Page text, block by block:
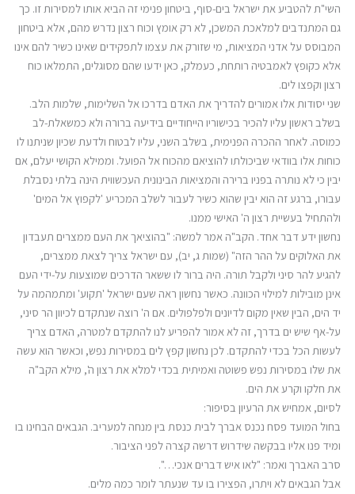
השי"ת להטביע את ישראל בים-סוף, ביטחון פנימי זה הביא אותו למסירות זו. כך
גם המתנדבים למלאכת המשכן, לא רק אומץ וכוח רצון נדרש מהם, אלא ביטחון
המבוסס על אדני המציאות, מי שזורק את עצמו לתפקידים שאינו כשיר להם אינו
אלא כקופץ לאמבטיה רותחת, כעמלק, כאן ידעו שהם מסוגלים, התמלאו כוח
רצון וקפצו לים.
שני יסודות אלו אמורים להדריך את האדם בדרכו אל השלימות, שלמות הלב.
בשלב ראשון עליו להכיר בכישוריו הייחודיים בידיעה ברורה ולא כמשאלת-לב
כמוסה. לאחר ההכרה הפנימית, בשלב השני, עליו לבטוח ולדעת שכיון שניתנו לו
כוחות אלו בוודאי שביכולתו להוציאם מהכוח אל הפועל. וממילא הקושי יעלם, אם
יבין כי לא נותרה בפניו ברירה והמציאות הבינונית העכשווית הינה בלתי נסבלת
עבורו, ברגע זה הוא יבין שהוא כשיר לעבור לשלב המכריע 'לקפוץ אל המים'
ולהתחיל בעשיית רצון ה' האישי ממנו.
נחשון ידע דבר אחד. הקב"ה אמר למשה: "בהוציאך את העם ממצרים תעבדון
את האלוקים על ההר הזה" (שמות ג, יב), עם ישראל צריך לצאת ממצרים,
להגיע להר סיני ולקבל תורה. היה ברור לו ששאר הדרכים שמוצעות על-ידי העם
אינן מובילות למילוי הכוונה. כאשר נחשון ראה שעם ישראל 'תקוע' ומתמהמה על
יד הים, הבין שאין מקום לדיונים ולפלפולים. אם ה' רוצה שנתקדם לכיוון הר סיני,
על-אף שיש ים בדרך, זה לא אמור להפריע לנו להתקדם למטרה, האדם צריך
לעשות הכל בכדי להתקדם. לכן נחשון קפץ לים במסירות נפש, וכאשר הוא עשה
את שלו במסירות נפש פשוטה ואמיתית בכדי למלא את רצון ה', מילא הקב"ה
את חלקו וקרע את הים.
לסיום, אמחיש את הרעיון בסיפור:
בחול המועד פסח נכנס אברך לבית כנסת בין מנחה למעריב. הגבאים הבחינו בו
ומיד פנו אליו בבקשה שידרוש דרשה קצרה לפני הציבור.
סרב האברך ואמר: "לאו איש דברים אנכי…".
אבל הגבאים לא ויתרו, הפצירו בו עד שנעתר לומר כמה מלים.